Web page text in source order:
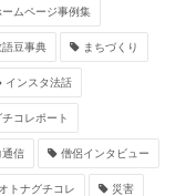
ームページ事例集
語豆事典 まちづくり
インスタ法話
チコレポート
通信 僧侶インタビュー
トナグチコレ 災害